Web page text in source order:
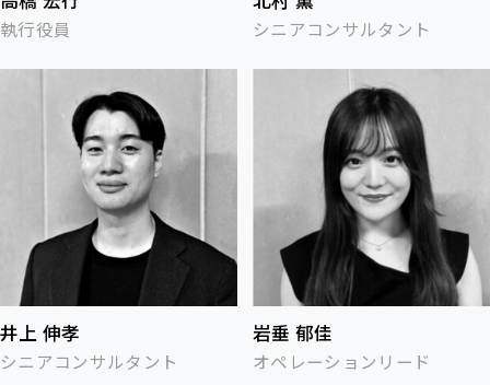
執行役員 シニアコンサルタント
井上 伸孝
シニアコンサルタント
岩垂 郁佳
オペレーションリード